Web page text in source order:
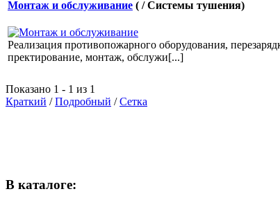
Монтаж и обслуживание ( / Системы тушения)
Реализация противопожарного оборудования,
пректирование, монтаж, обслужи[...]
Показано 1 - 1 из 1
Краткий /Подробный /Сетка
В каталоге: